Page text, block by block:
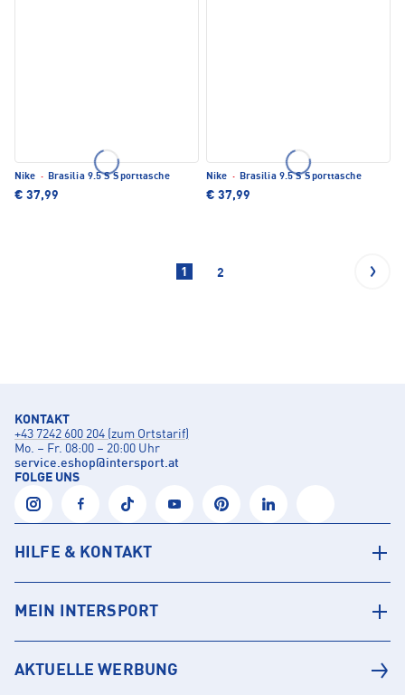
Nike · Brasilia 9.5 S Sporttasche
€ 37,99
Nike · Brasilia 9.5 S Sporttasche
€ 37,99
1 2
KONTAKT
+43 7242 600 204 (zum Ortstarif)
Mo. – Fr. 08:00 – 20:00 Uhr
service.eshop@intersport.at
FOLGE UNS
HILFE & KONTAKT
MEIN INTERSPORT
AKTUELLE WERBUNG